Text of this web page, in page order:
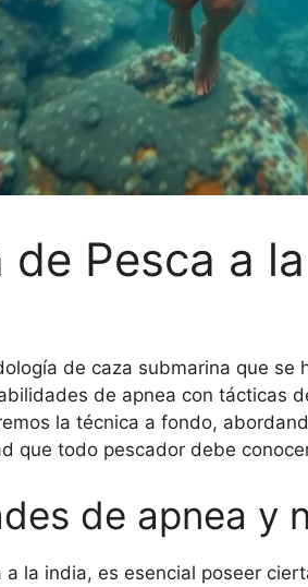
Pesca a
de caza submarina que
de apnea con tácticas
la técnica a fondo,
que todo pescador debe
de apnea y
la india, es esencial poseer